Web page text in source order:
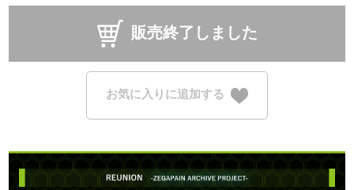
販売終了しました
お気に入りに追加する